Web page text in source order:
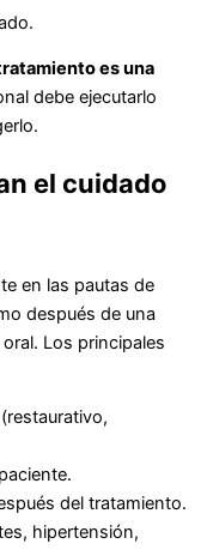
es una
debe ejecutarlo
el cuidado
en las pautas de
después de una
Los principales
(restaurativo,
del tratamiento.
hipertensión,